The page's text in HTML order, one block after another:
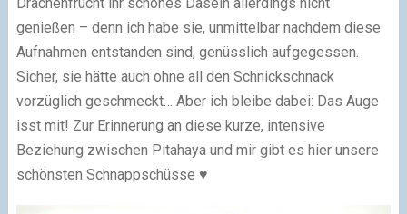
genießen – denn ich habe sie, unmittelbar nachdem diese
Aufnahmen entstanden sind, genüsslich aufgegessen.
Sicher, sie hätte auch ohne all den Schnickschnack
vorzüglich geschmeckt… Aber ich bleibe dabei: Das Auge
isst mit! Zur Erinnerung an diese kurze, intensive
Beziehung zwischen Pitahaya und mir gibt es hier unsere
schönsten Schnappschüsse ♥